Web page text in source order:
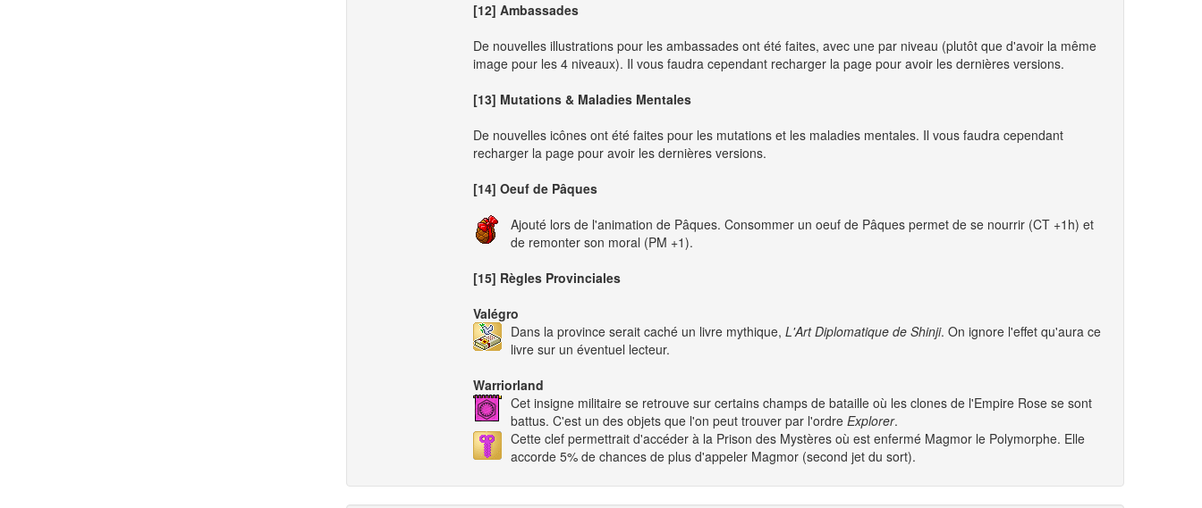
[12] Ambassades
De nouvelles illustrations pour les ambassades ont été faites, avec une par niveau (plutôt que d'avoir la même
image pour les 4 niveaux). Il vous faudra cependant recharger la page pour avoir les dernières versions.
[13] Mutations & Maladies Mentales
De nouvelles icônes ont été faites pour les mutations et les maladies mentales. Il vous faudra cependant
recharger la page pour avoir les dernières versions.
[14] Oeuf de Pâques
Ajouté lors de l'animation de Pâques. Consommer un oeuf de Pâques permet de se nourrir (CT +1h) et
de remonter son moral (PM +1).
[15] Règles Provinciales
Valégro
Dans la province serait caché un livre mythique, L'Art Diplomatique de Shinji. On ignore l'effet qu'aura ce
livre sur un éventuel lecteur.
Warriorland
Cet insigne militaire se retrouve sur certains champs de bataille où les clones de l'Empire Rose se sont
battus. C'est un des objets que l'on peut trouver par l'ordre Explorer.
Cette clef permettrait d'accéder à la Prison des Mystères où est enfermé Magmor le Polymorphe. Elle
accorde 5% de chances de plus d'appeler Magmor (second jet du sort).